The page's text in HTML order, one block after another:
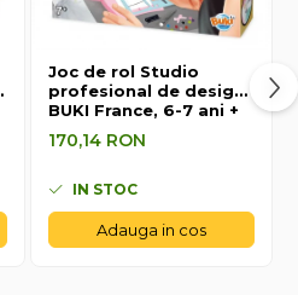
Joc de rol Studio
profesional de design,
BUKI France, 6-7 ani +
170,14 RON
IN STOC
Adauga in cos